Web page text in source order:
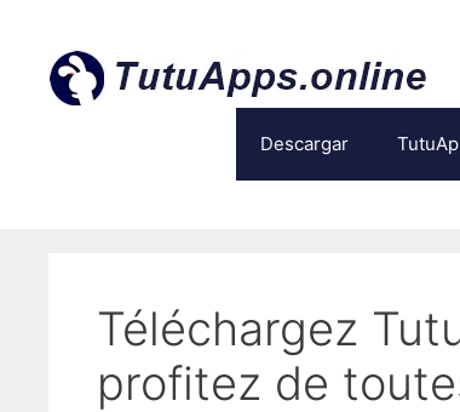
contenido
Descargar
Téléchargez
profitez de